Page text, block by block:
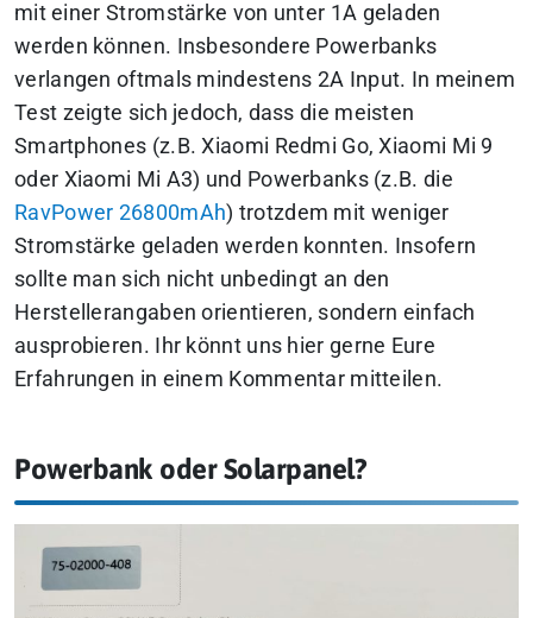
mit einer Stromstärke von unter 1A geladen
werden können. Insbesondere Powerbanks
verlangen oftmals mindestens 2A Input. In meinem
Test zeigte sich jedoch, dass die meisten
Smartphones (z.B. Xiaomi Redmi Go, Xiaomi Mi 9
oder Xiaomi Mi A3) und Powerbanks (z.B. die
RavPower 26800mAh) trotzdem mit weniger
Stromstärke geladen werden konnten. Insofern
sollte man sich nicht unbedingt an den
Herstellerangaben orientieren, sondern einfach
ausprobieren. Ihr könnt uns hier gerne Eure
Erfahrungen in einem Kommentar mitteilen.
Powerbank oder Solarpanel?